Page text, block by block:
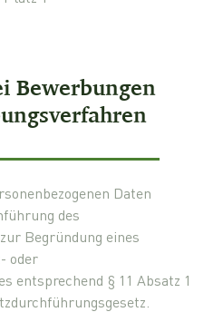
Bewerbungen
Daten
des
Begründung eines
oder
entsprechend § 11 Absatz 1